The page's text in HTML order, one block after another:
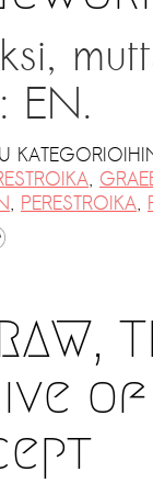
EN.
,
, PERESTROIKA,